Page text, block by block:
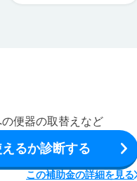
便器の取替えなど
るか診断する
この補助金の詳細を見る